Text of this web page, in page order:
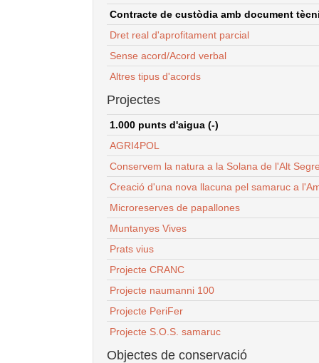
Contracte de custòdia amb document
Dret real d'aprofitament parcial
Sense acord/Acord verbal
Altres tipus d'acords
Projectes
1.000 punts d'aigua (-)
AGRI4POL
Conservem la natura a la Solana de l'Alt
Creació d'una nova llacuna pel samaruc a
Microreserves de papallones
Muntanyes Vives
Prats vius
Projecte CRANC
Projecte naumanni 100
Projecte PeriFer
Projecte S.O.S. samaruc
Objectes de conservació